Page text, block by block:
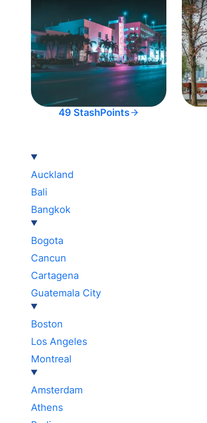
49 StashPoints
Auckland
Bali
Bangkok
Bogota
Cancun
Cartagena
Guatemala City
Boston
Los Angeles
Montreal
Amsterdam
Athens